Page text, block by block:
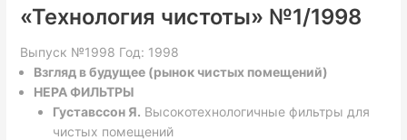
«Технология чистоты» №1/1998
Выпуск №1998 Год: 1998
Взгляд в будущее (рынок чистых помещений)
НЕРА ФИЛЬТРЫ
Густавссон Я. Высокотехнологичные фильтры для
чистых помещений